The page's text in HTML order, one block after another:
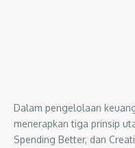
Dalam pengelolaan
menerapkan tiga prinsip
Spending Better, dan